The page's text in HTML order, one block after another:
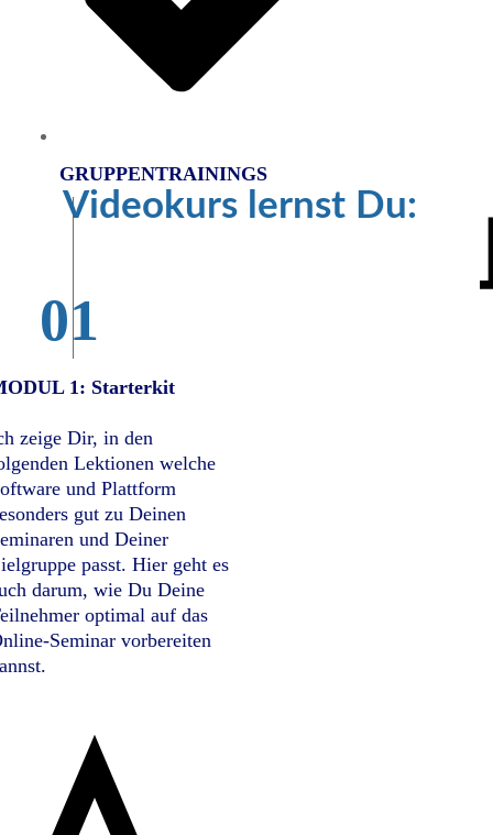
GRUPPENTRAININGS
Videokurslernst Du:
01
1: Starterkit
zeige Dir, in den
Lektionen welche
und Plattform
gut zu Deinen
und Deiner
passt. Hier geht es
darum, wie Du Deine
optimal auf das
Seminar vorbereiten